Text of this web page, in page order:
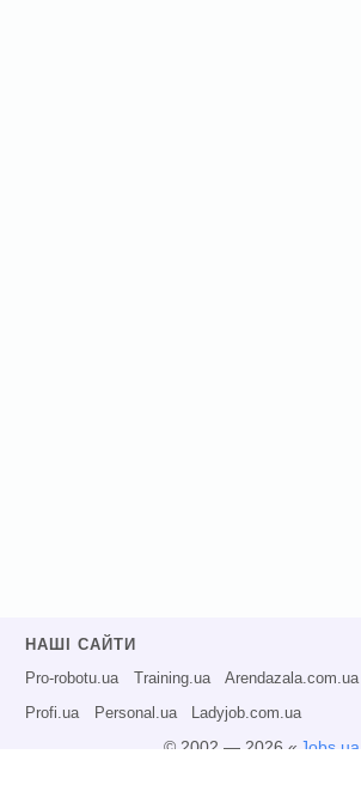
НАШІ САЙТИ
Pro-robotu.ua Training.ua Arendazala.com.ua
Profi.ua Personal.ua Ladyjob.com.ua
© 2002 — 2026 « Jobs.ua